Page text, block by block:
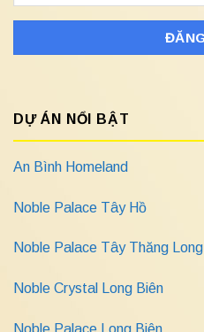
DỰ ÁN NỔI BẬT
An Bình Homeland
Noble Palace Tây Hồ
Noble Palace Tây Thăng Long
Noble Crystal Long Biên
Noble Palace Long Biên